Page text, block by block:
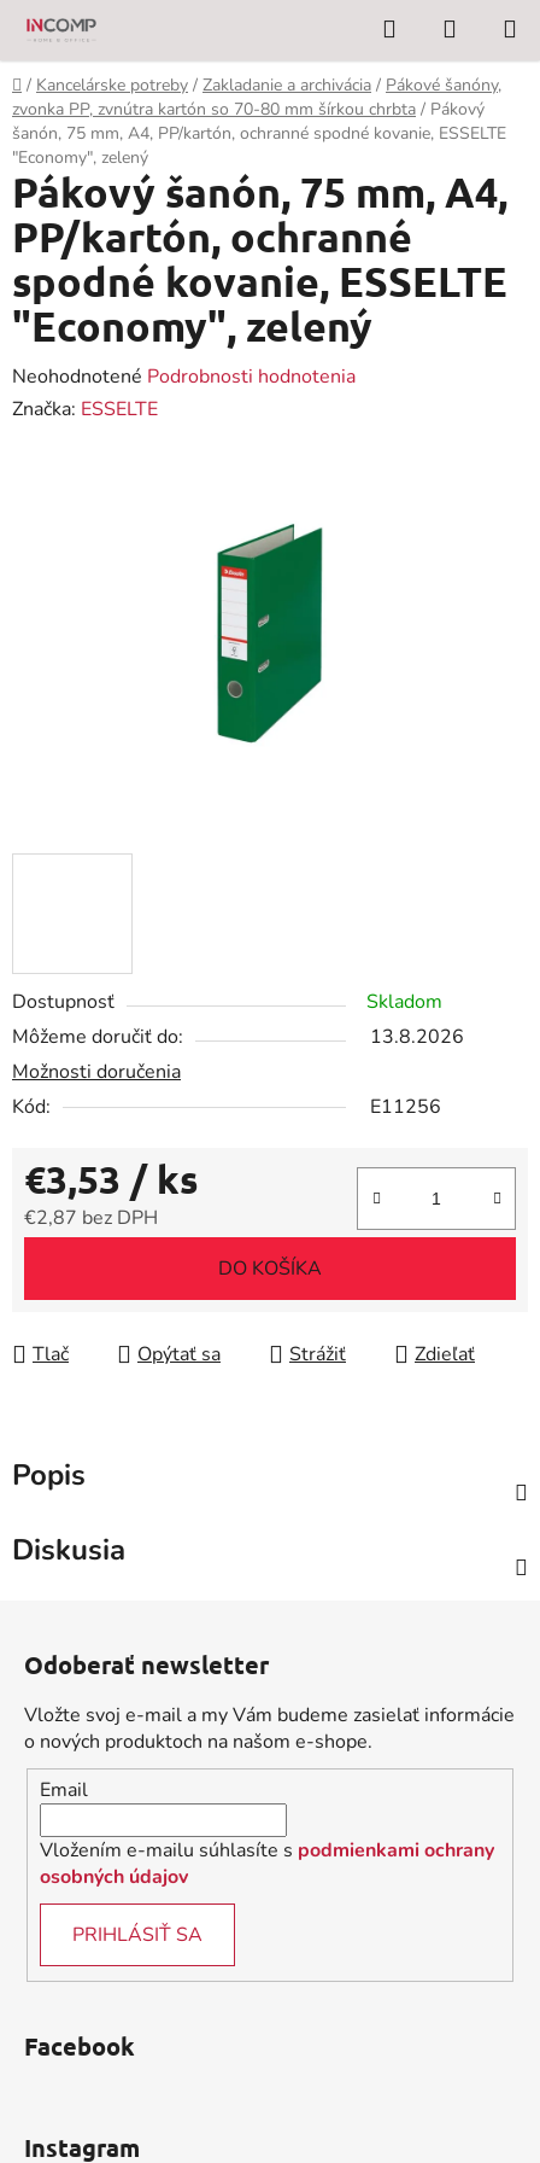
Prejsť
obsah
Hľadať
KOŠÍK
Domov
/ Kancelárske potreby / Zakladanie a archivácia / Pákové šanóny,
zvonka PP, zvnútra kartón so 70-80 mm šírkou chrbta / Pákový
šanón, 75 mm, A4, PP/kartón, ochranné spodné kovanie, ESSELTE
"Economy", zelený
Dostupnosť
Skladom
Môžeme doručiť do:
13.8.2026
Možnosti doručenia
Kód:
E11256
€3,53 / ks
€2,87 bez DPH
DO KOŠÍKA
Tlač Opýtať sa Strážiť Zdieľať
Pákový šanón, 75 mm, A4,
PP/kartón, ochranné
spodné kovanie, ESSELTE
"Economy", zelený
Priemerné
hodnotenie
Neohodnotené Podrobnosti hodnotenia
Značka: ESSELTE
Popis
Diskusia
Odoberať newsletter
Vložte svoj e-mail a my Vám budeme zasielať informácie
o nových produktoch na našom e-shope.
Email
Vložením e-mailu súhlasíte s podmienkami ochrany
osobných údajov
PRIHLÁSIŤ SA
Facebook
Instagram